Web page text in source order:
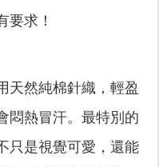
要求！
天然純棉針織，輕盈
悶熱冒汗。最特別的
只是視覺可愛，還能